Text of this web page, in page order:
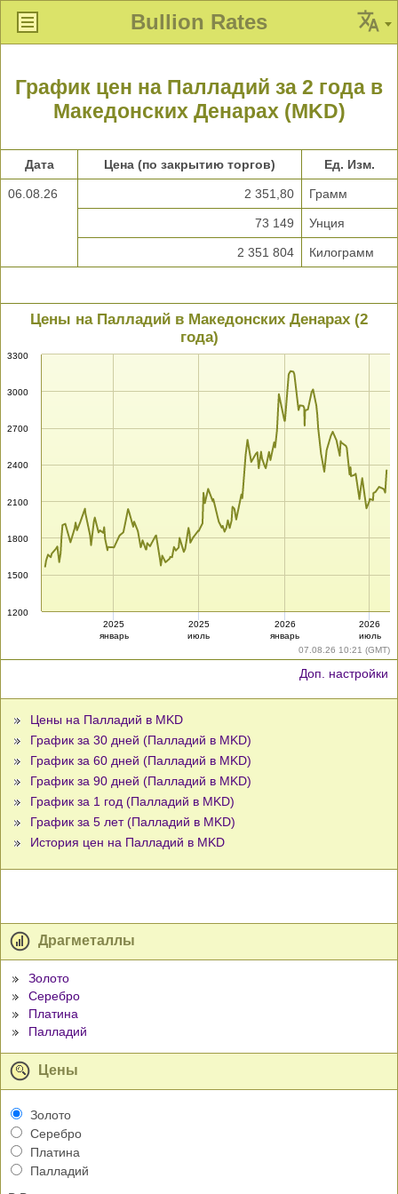
Bullion Rates
График цен на Палладий за 2 года в
Македонских Денарах (MKD)
Дата Цена (по закрытию торгов) Ед. Изм.
06.08.26 2 351,80 Грамм
73 149 Унция
2 351 804 Килограмм
07.08.26 10:21 (GMT)
Цены на Палладий в Македонских Денарах (2
года)
1200
1500
1800
2100
2400
2700
3000
3300
2025
январь
2025
июль
2026
январь
2026
июль
Доп. настройки
Цены на Палладий в MKD
График за 30 дней (Палладий в MKD)
График за 60 дней (Палладий в MKD)
График за 90 дней (Палладий в MKD)
График за 1 год (Палладий в MKD)
График за 5 лет (Палладий в MKD)
История цен на Палладий в MKD
Драгметаллы
Золото
Серебро
Платина
Палладий
Цены
Золото
Серебро
Платина
Палладий